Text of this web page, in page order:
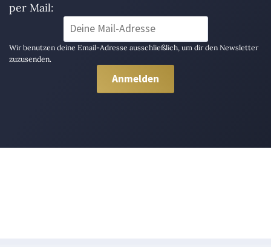
per Mail:
Wir benutzen deine Email-Adresse ausschließlich, um dir den Newsletter
zuzusenden.